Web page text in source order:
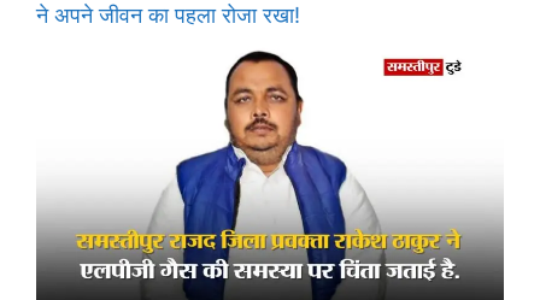
ने अपने जीवन का पहला रोजा रखा!